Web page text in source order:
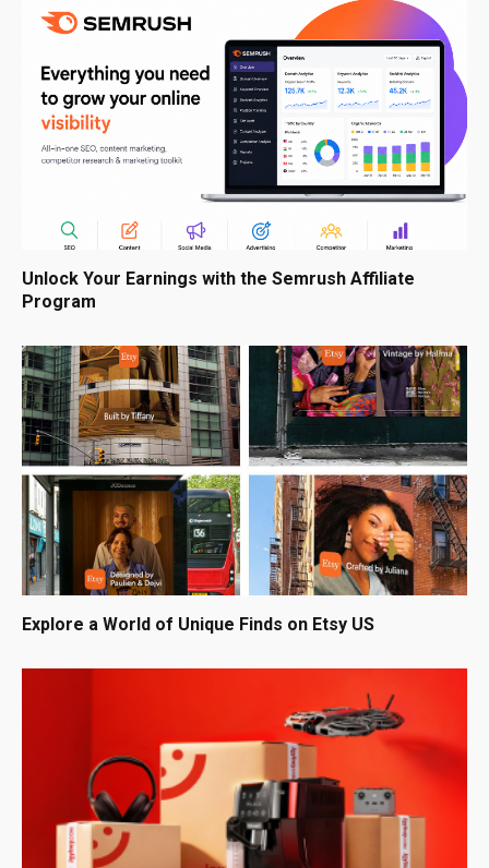
Unlock Your Earnings with the Semrush Affiliate
Program
Explore a World of Unique Finds on Etsy US